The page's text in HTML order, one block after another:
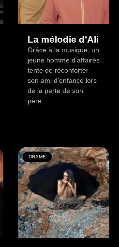
La mélodie d’Ali
Grâce à la musique, un
jeune homme d’affaires
tente de réconforter
son ami d’enfance lors
de la perte de son
père.
DRAME